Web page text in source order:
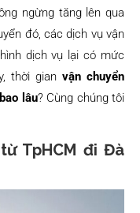
ngừng tăng lên qua
đó, các dịch vụ vận
dịch vụ lại có mức
thời gian vận chuyển
lâu? Cùng chúng tôi
TpHCM đi Đà